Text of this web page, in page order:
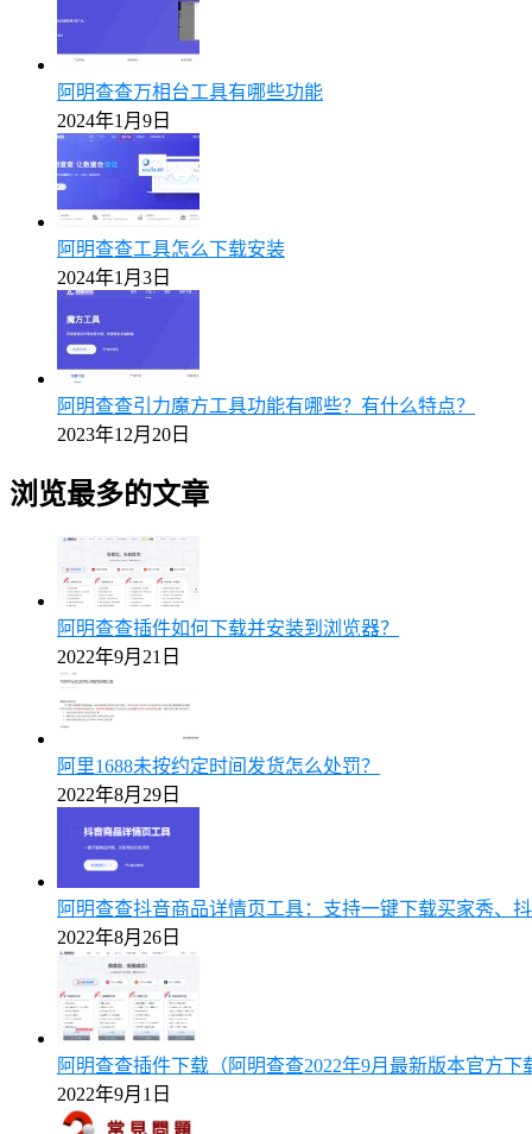
阿明查查万相台工具有哪些功能
2024年1月9日
阿明查查工具怎么下载安装
2024年1月3日
阿明查查引力魔方工具功能有哪些？有什么特点？
2023年12月20日
浏览最多的文章
阿明查查插件如何下载并安装到浏览器？
2022年9月21日
阿里1688未按约定时间发货怎么处罚？
2022年8月29日
阿明查查抖音商品详情页工具：支持一键下载买家秀、
2022年8月26日
阿明查查插件下载（阿明查查2022年9月最新版本官方下
2022年9月1日